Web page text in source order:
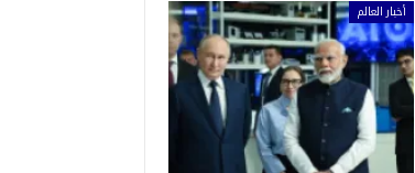
أخبار العالم